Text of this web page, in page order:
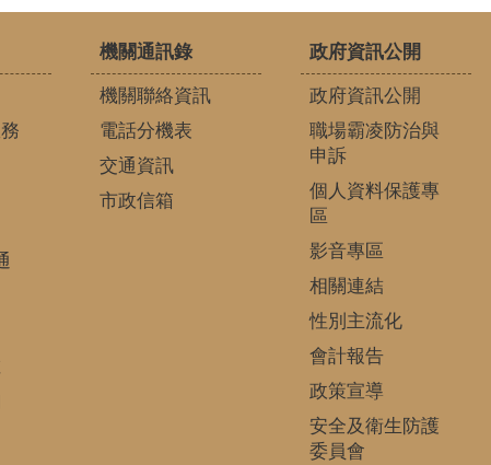
機關通訊錄
機關聯絡資訊
電話分機表
交通資訊
市政信箱
政府資訊公開
政府資訊公開
職場霸凌防治與
申訴
個人資料保護專
區
影音專區
相關連結
性別主流化
會計報告
政策宣導
安全及衛生防護
委員會